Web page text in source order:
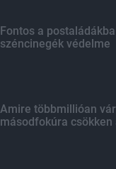
Fontos a
széncinegék védelme
Amire többmillióan
másodfokúra csökken